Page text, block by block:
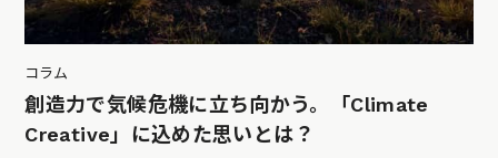
コラム
創造力で気候危機に立ち向かう。「Climate
Creative」に込めた思いとは？